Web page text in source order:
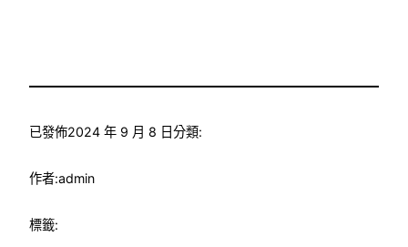
已發佈2024 年 9 月 8 日分類:
作者:admin
標籤: